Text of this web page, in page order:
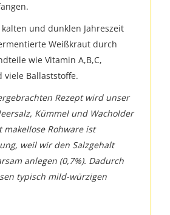
und dunklen Jahreszeit
Weißkraut durch
wie Vitamin A,B,C,
Ballaststoffe.
Rezept wird unser
Kümmel und Wacholder
makellose Rohware ist
weil wir den Salzgehalt
anlegen (0,7%). Dadurch
typisch mild-würzigen